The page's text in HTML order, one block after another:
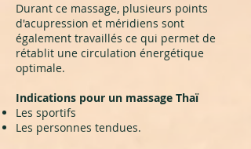
Durant ce massage, plusieurs points
d'acupression et méridiens sont
également travaillés ce qui permet de
rétablit une circulation énergétique
optimale.
Indications pour un massage Thaï
​Les sportifs
Les personnes tendues.